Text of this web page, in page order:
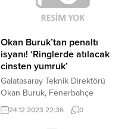
Okan Buruk’tan penaltı
isyanı! ‘Ringlerde atılacak
cinsten yumruk’
Galatasaray Teknik Direktörü
Okan Buruk, Fenerbahçe
derbisinin ardından açıklamalarda
bulundu.
24.12.2023 22:36 0